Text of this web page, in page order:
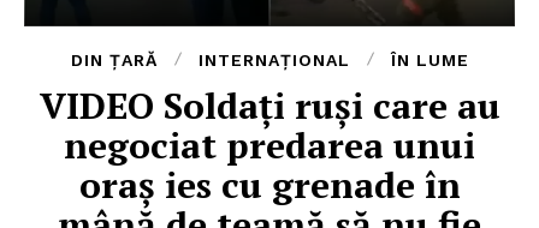
DIN ȚARĂ INTERNAȚIONAL ÎN LUME
VIDEO Soldați ruși care au
negociat predarea unui
oraș ies cu grenade în